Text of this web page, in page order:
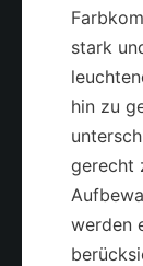
stark
hin zu
gerecht
werden